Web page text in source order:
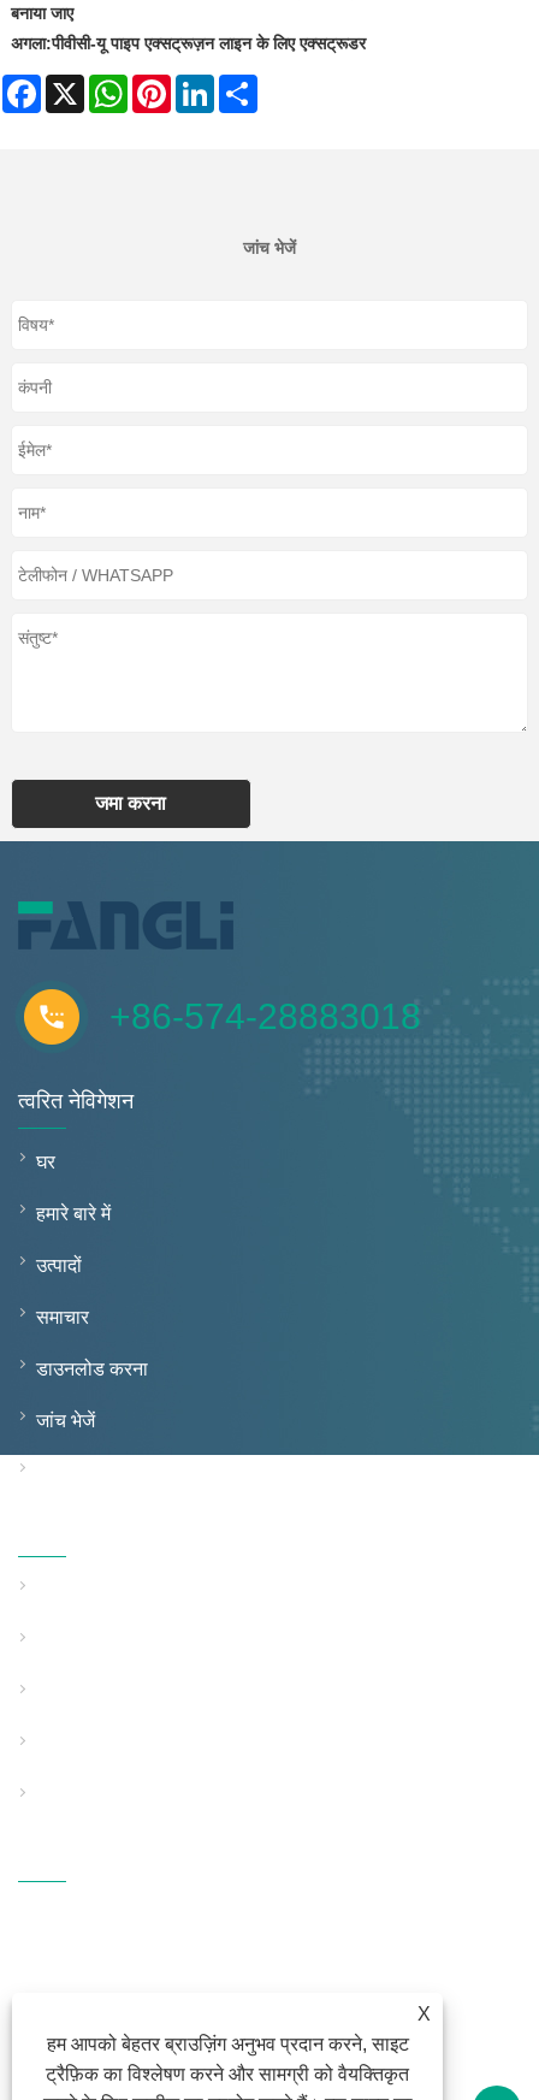
बनाया जाए
अगला:पीवीसी-यू पाइप एक्सट्रूज़न लाइन के लिए एक्सट्रूडर
Facebook
X WhatsAppPinterestLinkedIn
जांच भेजें
जमा करना
X
हम आपको बेहतर ब्राउज़िंग अनुभव प्रदान करने, साइट
ट्रैफ़िक का विश्लेषण करने और सामग्री को वैयक्तिकृत
+86-574-28883018
त्वरित नेविगेशन
घर
हमारे बारे में
उत्पादों
समाचार
डाउनलोड करना
जांच भेजें
फैक्स: +86-574-28883018
टेलीफोन: +86-574-28883018